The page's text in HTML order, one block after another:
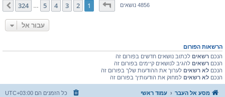
4856 נושאיםדף1מתוך 324
1
2
3
4
5
324 הבא
עבור אל
הרשאות הפורום
הנכם רשאיםלכתוב נושאים חדשים בפורום זה
הנכם רשאיםלהגיב לנושאים קיימים בפורום זה
הנכם לא רשאיםלערוך את ההודעות שלך בפורום זה
הנכם לא רשאיםלמחוק את הודעותיך בפורום זה
מסע אל העבר עמוד ראשי כל הזמנים הם UTC+03:00